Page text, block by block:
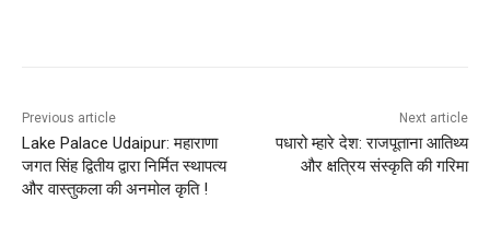
Previous article
Lake Palace Udaipur: महाराणा
जगत सिंह द्वितीय द्वारा निर्मित स्थापत्य
और वास्तुकला की अनमोल कृति !
Next article
पधारो म्हारे देश: राजपूताना आतिथ्य
और क्षत्रिय संस्कृति की गरिमा